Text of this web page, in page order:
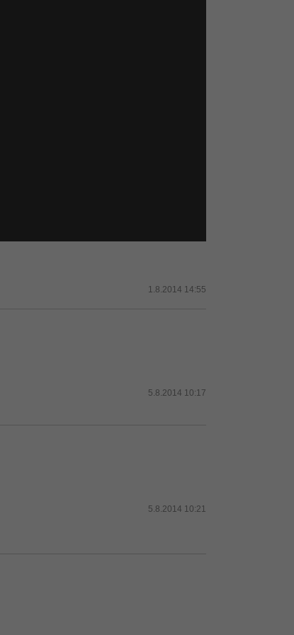
1.8.2014 14:55
5.8.2014 10:17
5.8.2014 10:21